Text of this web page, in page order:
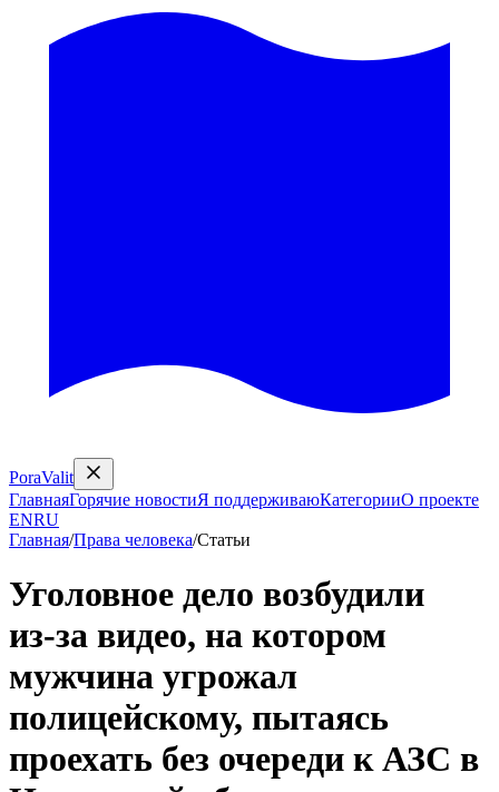
PoraValit
ГлавнаяГорячие новостиЯ поддерживаюКатегорииО проекте
ENRU
Главная/Права человека/Статьи
Уголовное дело возбудили
из‑за видео, на котором
мужчина угрожал
полицейскому, пытаясь
проехать без очереди к АЗС в